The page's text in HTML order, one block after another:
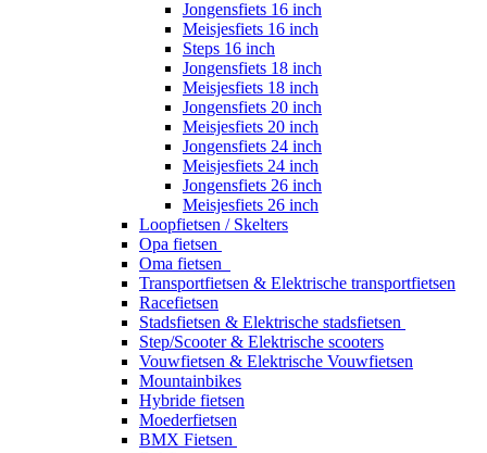
Jongensfiets 16 inch
Meisjesfiets 16 inch
Steps 16 inch
Jongensfiets 18 inch
Meisjesfiets 18 inch
Jongensfiets 20 inch
Meisjesfiets 20 inch
Jongensfiets 24 inch
Meisjesfiets 24 inch
Jongensfiets 26 inch
Meisjesfiets 26 inch
Loopfietsen / Skelters
Opa fietsen
Oma fietsen
Transportfietsen & Elektrische transportfietsen
Racefietsen
Stadsfietsen & Elektrische stadsfietsen
Step/Scooter & Elektrische scooters
Vouwfietsen & Elektrische Vouwfietsen
Mountainbikes
Hybride fietsen
Moederfietsen
BMX Fietsen